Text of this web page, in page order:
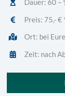
Dauer: 60 –
Preis: 75,- €
Ort: bei
Zeit: nach